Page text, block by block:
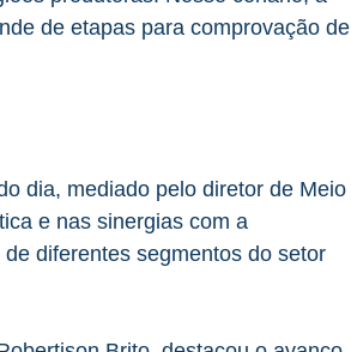
de etapas para comprovação de
dia, mediado pelo diretor de Meio
e nas sinergias com a
diferentes segmentos do setor